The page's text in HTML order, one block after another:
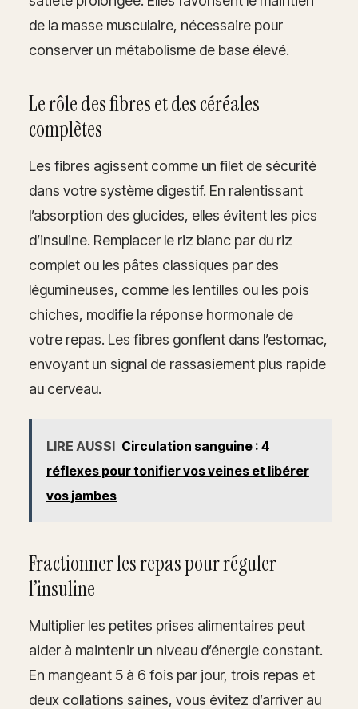
de la masse musculaire, nécessaire pour
conserver un métabolisme de base élevé.
Le rôle des fibres et des céréales
complètes
Les fibres agissent comme un filet de sécurité
dans votre système digestif. En ralentissant
l’absorption des glucides, elles évitent les pics
d’insuline. Remplacer le riz blanc par du riz
complet ou les pâtes classiques par des
légumineuses, comme les lentilles ou les pois
chiches, modifie la réponse hormonale de
votre repas. Les fibres gonflent dans l’estomac,
envoyant un signal de rassasiement plus rapide
au cerveau.
LIRE AUSSI Circulation sanguine : 4
réflexes pour tonifier vos veines et libérer
vos jambes
Fractionner les repas pour réguler
l’insuline
Multiplier les petites prises alimentaires peut
aider à maintenir un niveau d’énergie constant.
En mangeant 5 à 6 fois par jour, trois repas et
deux collations saines, vous évitez d’arriver au